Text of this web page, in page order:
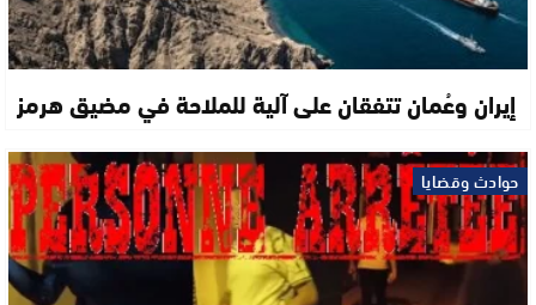
إيران وعُمان تتفقان على آلية للملاحة في مضيق هرمز
حوادث وقضايا